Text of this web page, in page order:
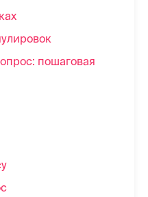
пошаговая